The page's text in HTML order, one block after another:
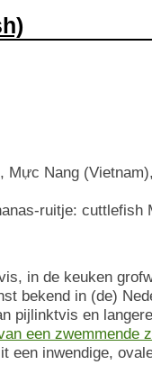
Nang
ruitje:
in de keuken
bekend in (de)
pijlinktvis en
een zwemmende
een inwendige,